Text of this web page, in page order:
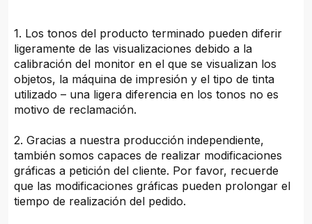
1. Los tonos del producto terminado pueden diferir
ligeramente de las visualizaciones debido a la
calibración del monitor en el que se visualizan los
objetos, la máquina de impresión y el tipo de tinta
utilizado – una ligera diferencia en los tonos no es
motivo de reclamación.
2. Gracias a nuestra producción independiente,
también somos capaces de realizar modificaciones
gráficas a petición del cliente. Por favor, recuerde
que las modificaciones gráficas pueden prolongar el
tiempo de realización del pedido.